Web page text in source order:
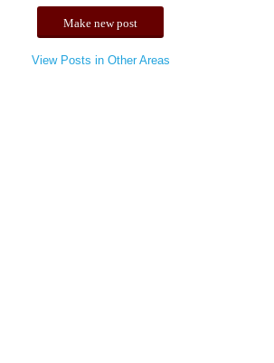
Make new post
View Posts in Other Areas